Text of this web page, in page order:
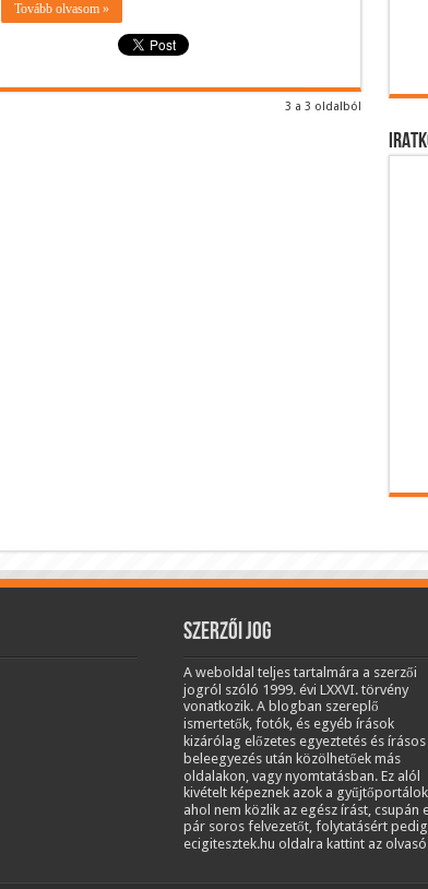
Tovább olvasom »
3 a 3 oldalból
Szerzői jog
A weboldal teljes tartalmára a szerzői
jogról szóló 1999. évi LXXVI. törvény
vonatkozik. A blogban szereplő
ismertetők, fotók, és egyéb írások
kizárólag előzetes egyeztetés és írásos
beleegyezés után közölhetőek más
oldalakon, vagy nyomtatásban. Ez alól
kivételt képeznek azok a
ahol nem közlik az egész írást, csupán
pár soros felvezetőt, folytatásért
ecigitesztek.hu oldalra kattint az